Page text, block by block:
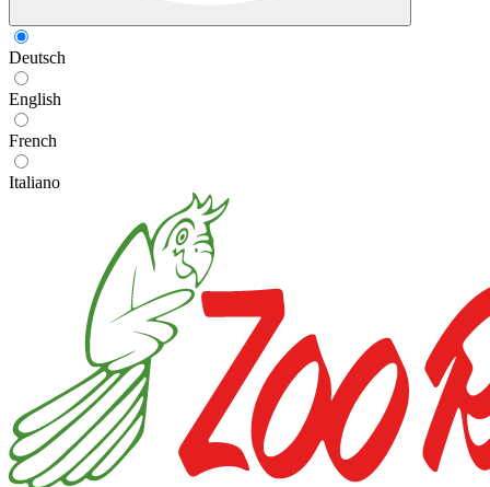
Deutsch
English
French
Italiano